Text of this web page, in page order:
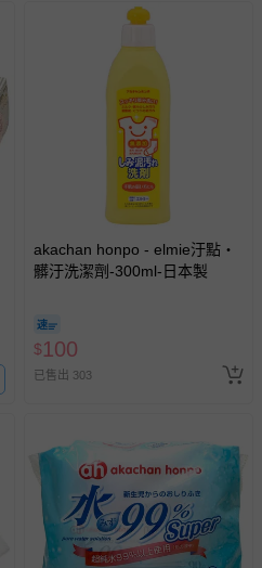
akachan honpo - elmie汙點・
髒汙洗潔劑-300ml-日本製
$100
已售出 303